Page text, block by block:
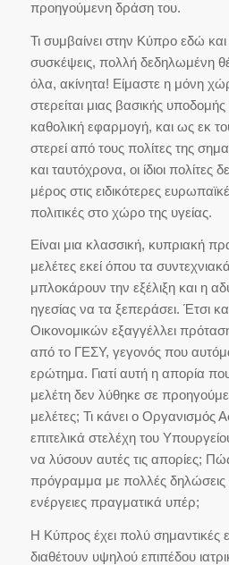
προηγούμενη δράση του.
Τι συμβαίνει στην Κύπρο εδώ και
συσκέψεις, πολλή δεδηλωμένη
όλα, ακίνητα! Είμαστε η μόνη
στερείται μιας βασικής
καθολική εφαρμογή, και ως εκ
στερεί από τους πολίτες της
και ταυτόχρονα, οι ίδιοι
μέρος στις ειδικότερες
πολιτικές στο χώρο της υγείας.
Είναι μια κλασσική, κυπριακή
μελέτες εκεί όπου τα
μπλοκάρουν την εξέλιξη και η
ηγεσίας να τα ξεπεράσει. Έτσι
Οικονομικών εξαγγέλλει
από το ΓΕΣΥ, γεγονός που
ερώτημα. Γιατί αυτή η απορία
μελέτη δεν λύθηκε σε
μελέτες; Τι κάνει ο Οργανισμός
επιτελικά στελέχη του
να λύσουν αυτές τις απορίες;
πρόγραμμα με πολλές δηλώσεις
ενέργειες πραγματικά υπέρ;
Η Κύπρος έχει πολύ
διαθέτουν υψηλού επιπέδου